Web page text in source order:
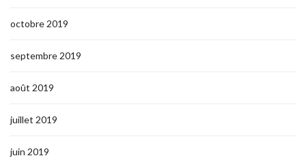
octobre 2019
septembre 2019
août 2019
juillet 2019
juin 2019